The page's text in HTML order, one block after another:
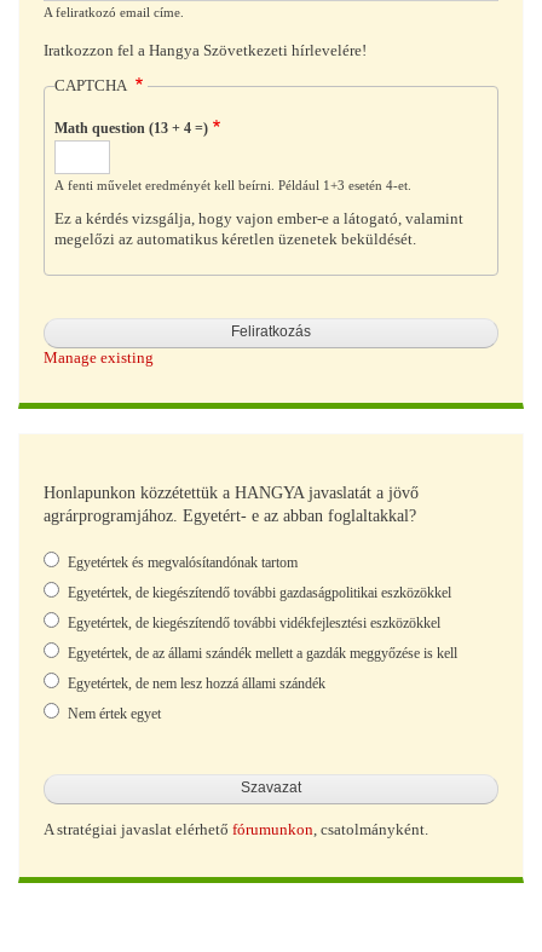
A feliratkozó email címe.
Iratkozzon fel a Hangya Szövetkezeti hírlevelére!
CAPTCHA
Math question (13 + 4 =)
A fenti művelet eredményét kell beírni. Például 1+3 esetén 4-et.
Ez a kérdés vizsgálja, hogy vajon ember-e a látogató, valamint
megelőzi az automatikus kéretlen üzenetek beküldését.
Manage existing
Honlapunkon közzétettük a HANGYA javaslatát a jövő
agrárprogramjához. Egyetért- e az abban foglaltakkal?
Választások
Egyetértek és megvalósítandónak tartom
Egyetértek, de kiegészítendő további gazdaságpolitikai eszközökkel
Egyetértek, de kiegészítendő további vidékfejlesztési eszközökkel
Egyetértek, de az állami szándék mellett a gazdák meggyőzése is kell
Egyetértek, de nem lesz hozzá állami szándék
Nem értek egyet
A stratégiai javaslat elérhető fórumunkon , csatolmányként.